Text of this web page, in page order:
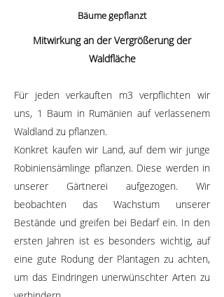
Bäume gepflanzt
Mitwirkung an der Vergrößerung der
Waldfläche
Für jeden verkauften m3 verpflichten wir
uns, 1 Baum in Rumänien auf verlassenem
Waldland zu pflanzen.
Konkret kaufen wir Land, auf dem wir junge
Robiniensämlinge pflanzen. Diese werden in
unserer Gärtnerei aufgezogen. Wir
beobachten das Wachstum unserer
Bestände und greifen bei Bedarf ein. In den
ersten Jahren ist es besonders wichtig, auf
eine gute Rodung der Plantagen zu achten,
um das Eindringen unerwünschter Arten zu